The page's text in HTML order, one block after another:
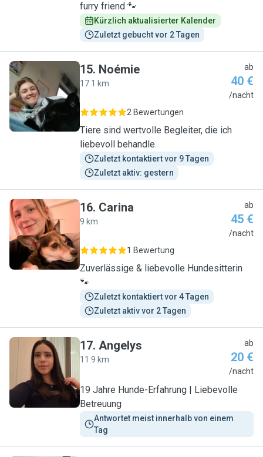
furry friend 🐾
Kürzlich aktualisierter Kalender
Zuletzt gebucht vor 2 Tagen
N
15. Noémie
17.1 km
ab
40 €
/nacht
2 Bewertungen
Tiere sind wertvolle Begleiter, die ich
liebevoll behandle.
Zuletzt kontaktiert vor 9 Tagen
Zuletzt aktiv: gestern
C
16. Carina
9 km
ab
45 €
/nacht
1 Bewertung
Zuverlässige & liebevolle Hundesitterin
🐾
Zuletzt kontaktiert vor 4 Tagen
Zuletzt aktiv vor 2 Tagen
A
17. Angelys
11.9 km
ab
20 €
/nacht
19 Jahre Hunde-Erfahrung | Liebevolle
Betreuung
Antwortet meist innerhalb von einem
Tag